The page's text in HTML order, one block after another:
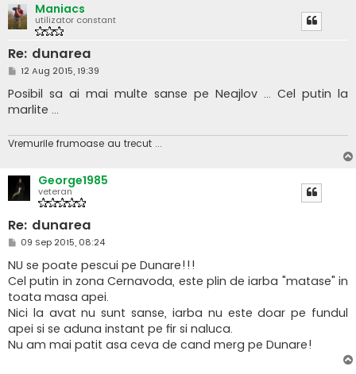
Maniacs
utilizator constant
Re: dunarea
M
s
a
j
12 Aug 2015, 19:39
Posibil sa ai mai multe sanse pe Neajlov ... Cel putin la
marlite ...
Vremurile frumoase au trecut ...
George1985
veteran
Re: dunarea
M
s
a
j
09 Sep 2015, 08:24
NU se poate pescui pe Dunare!!!
Cel putin in zona Cernavoda, este plin de iarba "matase" in
toata masa apei.
Nici la avat nu sunt sanse, iarba nu este doar pe fundul
apei si se aduna instant pe fir si naluca.
Nu am mai patit asa ceva de cand merg pe Dunare!